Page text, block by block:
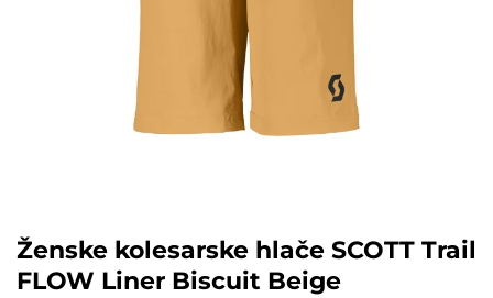
Ženske kolesarske hlače SCOTT Trail
FLOW Liner Biscuit Beige